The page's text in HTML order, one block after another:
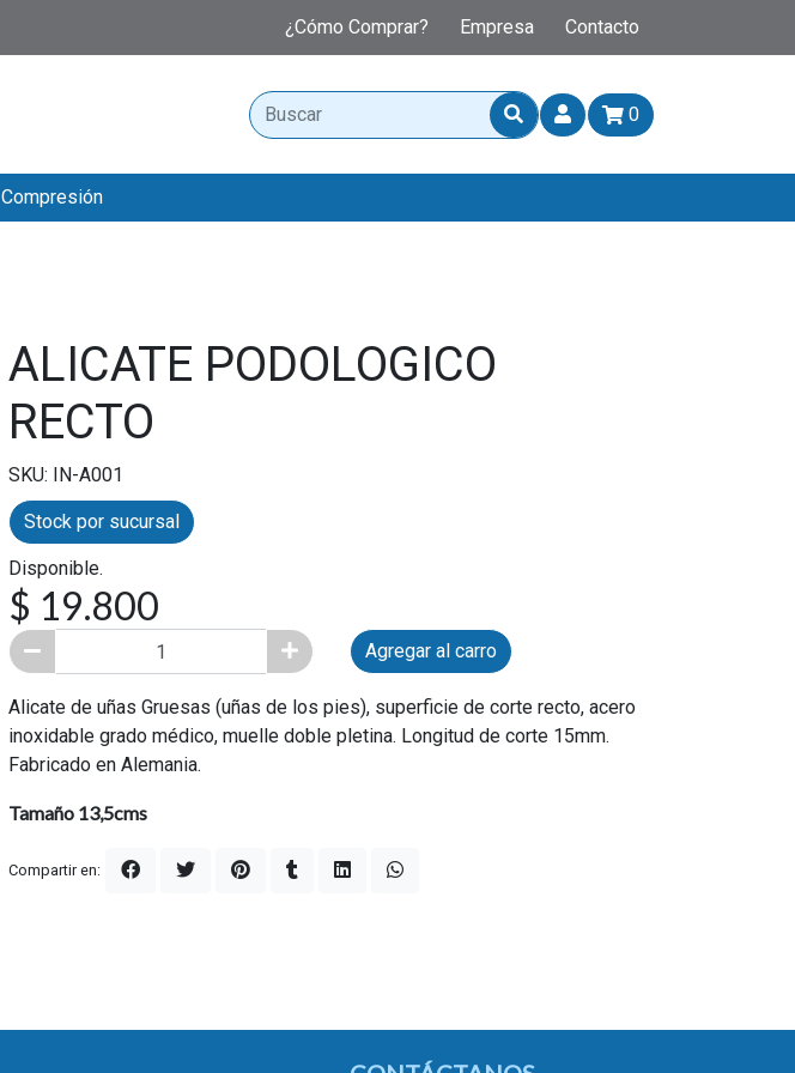
¿Cómo Comprar? Empresa Contacto
0
Compresión
ALICATE PODOLOGICO
RECTO
SKU: IN-A001
Stock por sucursal
Disponible.
$ 19.800
Agregar al carro
Alicate de uñas Gruesas (uñas de los pies), superficie de corte recto, acero
inoxidable grado médico, muelle doble pletina. Longitud de corte 15mm.
Fabricado en Alemania.
Tamaño 13,5cms
Compartir en: